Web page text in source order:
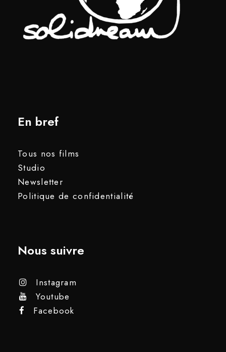
En bref
Tous nos films
Studio
Newsletter
Politique de confidentialité
Nous suivre
Instagram
Youtube
Facebook